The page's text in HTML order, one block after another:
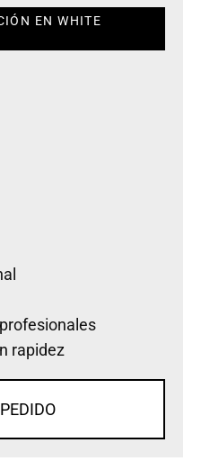
EN WHITE
rapidez